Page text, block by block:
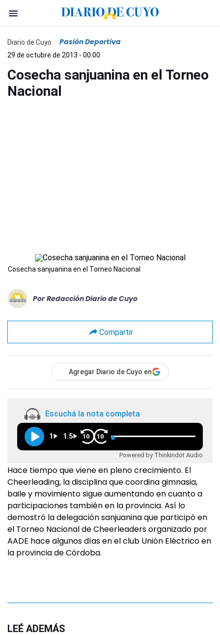
Diario de Cuyo Pasión Deportiva
29 de octubre de 2013 - 00:00
Cosecha sanjuanina en el Torneo
Nacional
Cosecha sanjuanina en el Torneo Nacional
Por Redacción Diario de Cuyo
Compartir
Agregar Diario de Cuyo en
Escuchá la nota completa
1 1.5 10 10
Powered by Thinkindot Audio
Hace tiempo que viene en pleno crecimiento. El
Cheerleading, la disciplina que coordina gimnasia,
baile y movimiento sigue aumentando en cuanto a
participaciones también en la provincia. Así lo
demostró la delegación sanjuanina que participó en
el Torneo Nacional de Cheerleaders organizado por
AADE hace algunos días en el club Unión Eléctrico en
la provincia de Córdoba.
LEÉ ADEMÁS